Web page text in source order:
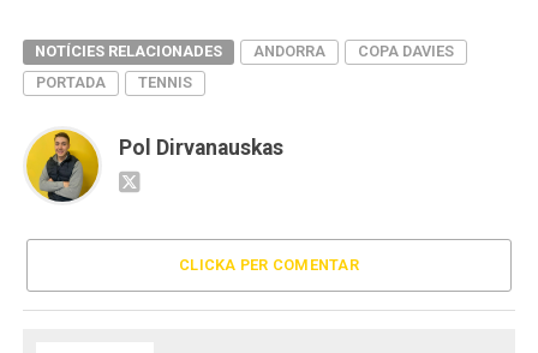
NOTÍCIES RELACIONADES ANDORRA
COPA DAVIES
PORTADA
TENNIS
Pol Dirvanauskas
CLICKA PER COMENTAR